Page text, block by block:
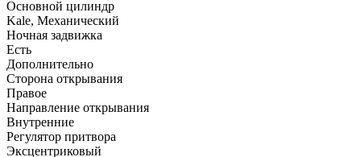
Основной цилиндр
Kale, Механический
Ночная задвижка
Есть
Дополнительно
Сторона открывания
Правое
Направление открывания
Внутренние
Регулятор притвора
Эксцентриковый